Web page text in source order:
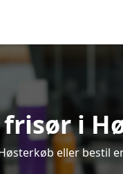
frisør i
eller bestil